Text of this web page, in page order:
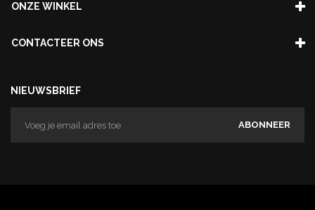
ONZE WINKEL
CONTACTEER ONS
NIEUWSBRIEF
ABONNEER